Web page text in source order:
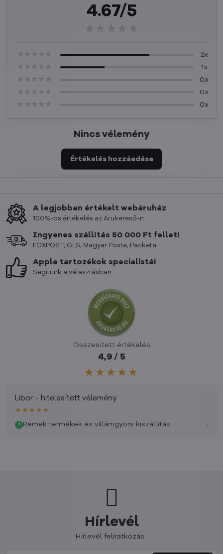
4.67/5
2x
1x
0x
0x
0x
Nincs vélemény
Értékelés hozzáadása
A legjobban értékelt webáruház
100%-os értékelés az Árukereső-n
Ingyenes szállítás 50 000 Ft fellet!
FOXPOST, GLS, Magyar Posta, Packeta
Apple tartozékok specialistái
Segítünk a választásban
Összesített értékelés
4,9 / 5
★★★★★
Libor - hitelesített vélemény
★★★★★
+ Remek termékek és villámgyors kiszállítás. ›
Hírlevél
Hírlevél feliratkozás :